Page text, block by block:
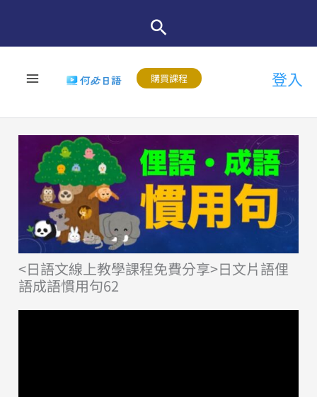
購買課程 登入
<日語文線上教學課程免費分享>日文片語俚
語成語慣用句62